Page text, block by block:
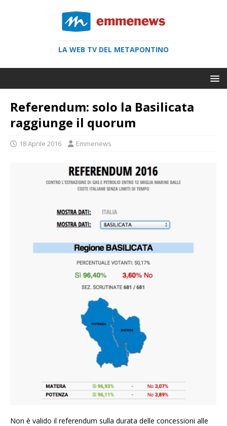
LA WEB TV DEL METAPONTINO
Referendum: solo la Basilicata
raggiunge il quorum
18 Aprile 2016 Emmenews
Non è valido il referendum sulla durata delle concessioni alle